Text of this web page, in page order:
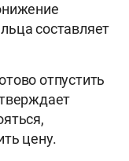
составляет
отпустить
цену.